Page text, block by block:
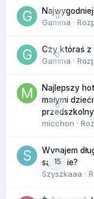
0
Gamma ·
0
Czy któraś z
Gamma ·
0
Najlepszy
małymi
micchon ·
15
Wynajem
sądzicie?
Szyszkaaa ·